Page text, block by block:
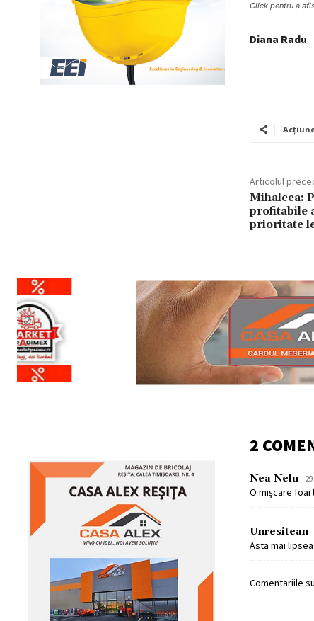
Click pentru a
Diana Radu
Articolul
Mihalcea:
profitabile
prioritate
2
Nea Nelu
O mișcare
Unresitean
Asta mai
Comentariile